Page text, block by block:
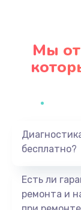
Мы
бесплатно?
Есть ли
ремонта и